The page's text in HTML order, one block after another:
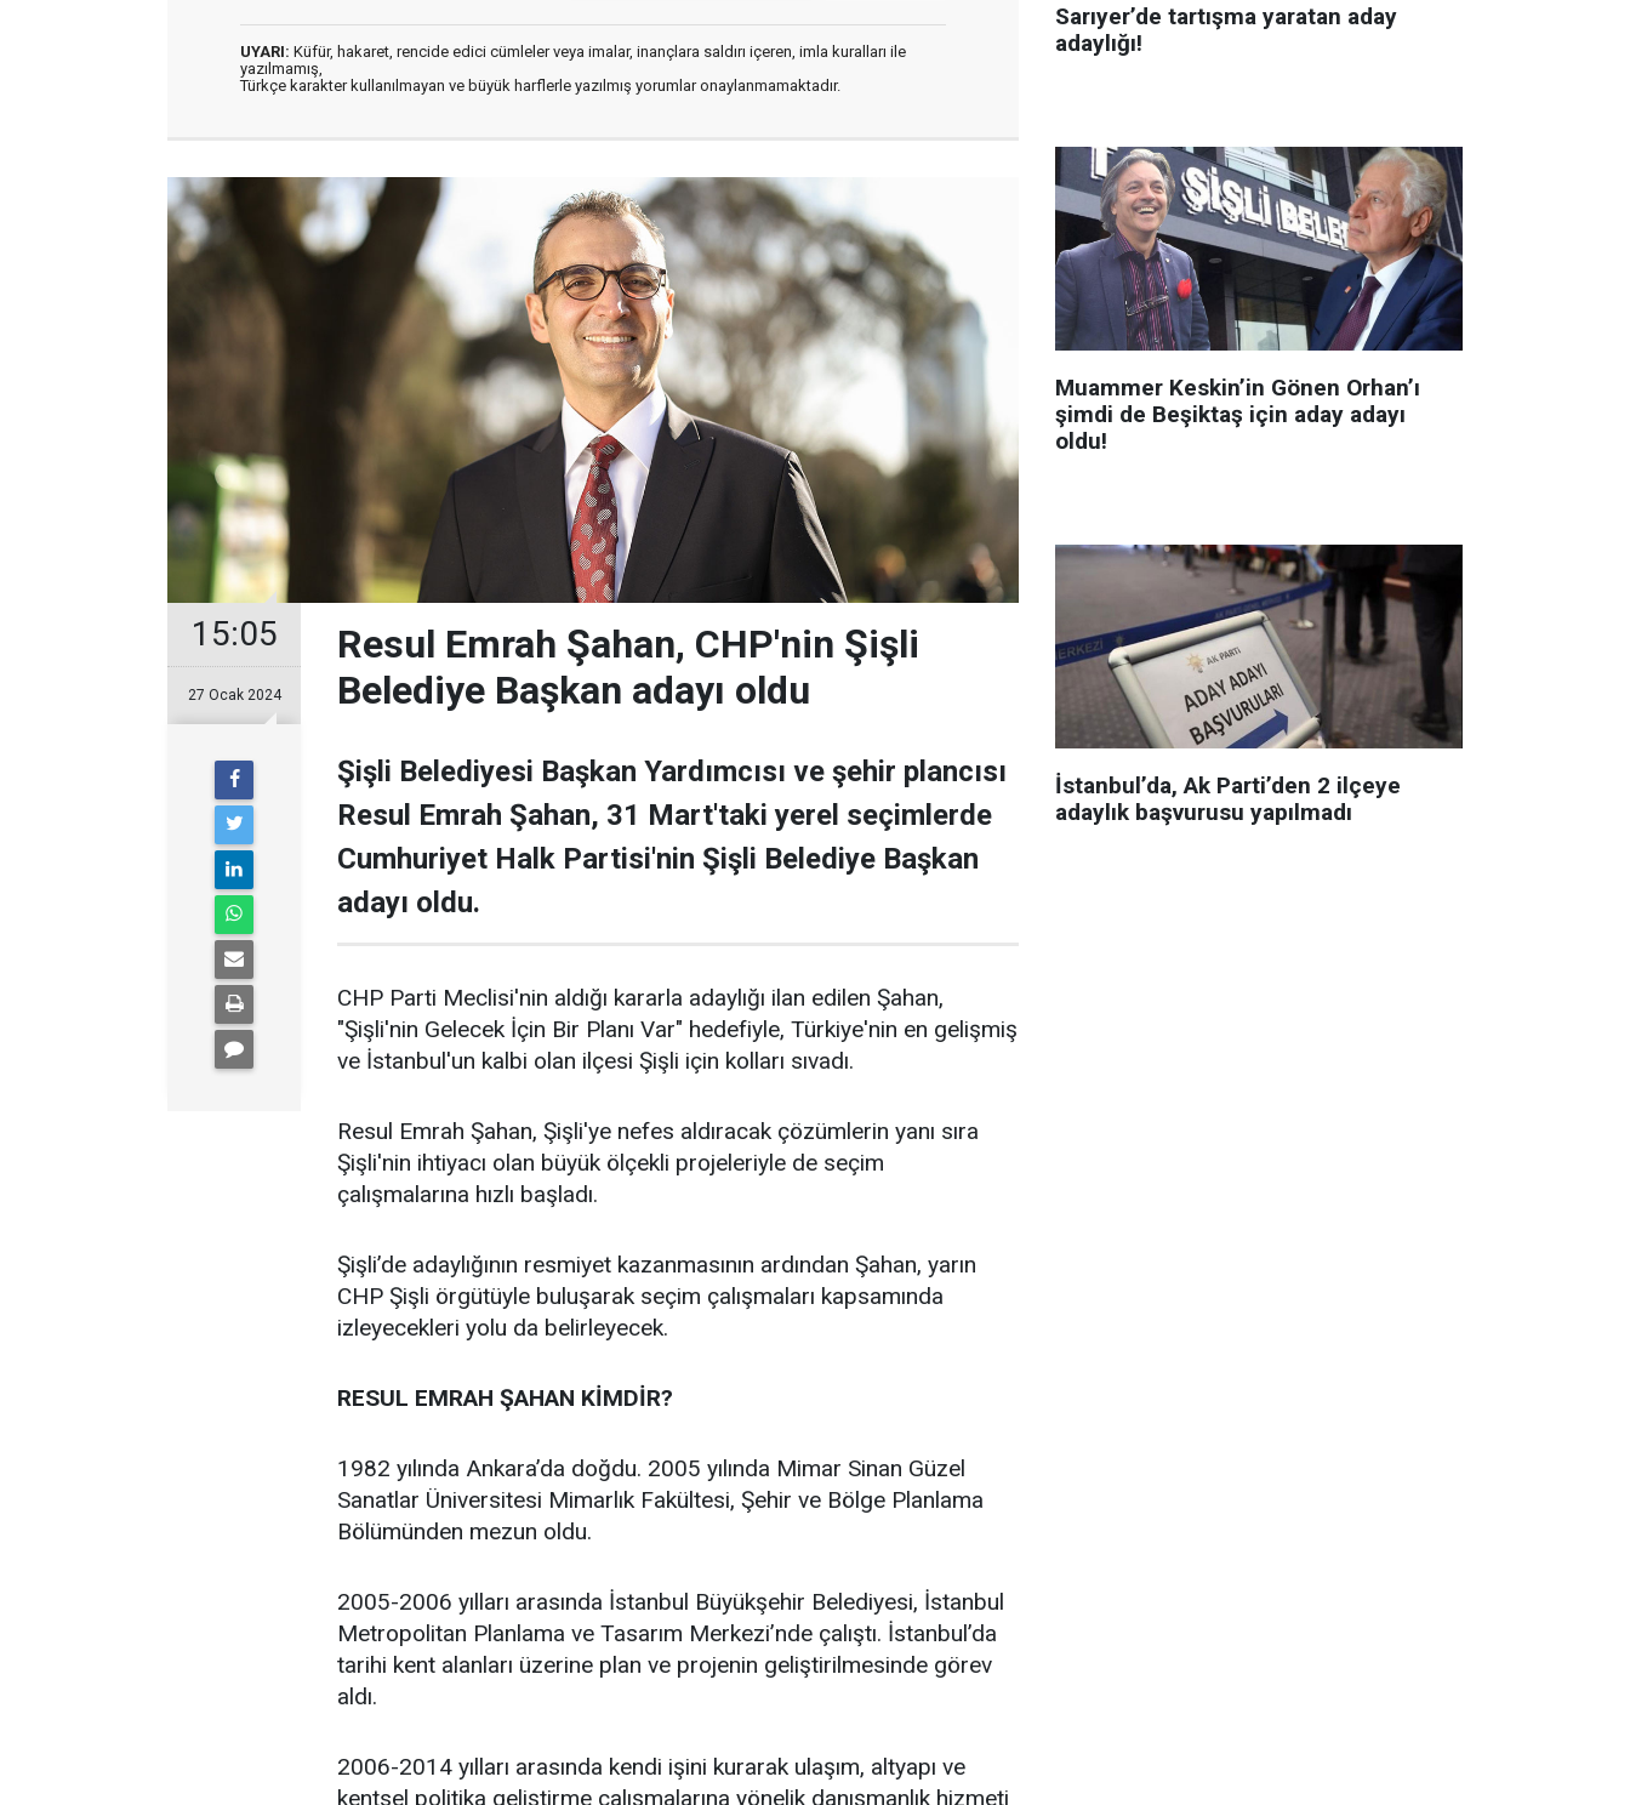
UYARI: Küfür, hakaret, rencide edici cümleler veya imalar, inançlara saldırı içeren, imla kuralları ile
yazılmamış,
Türkçe karakter kullanılmayan ve büyük harflerle yazılmış yorumlar onaylanmamaktadır.
15:05
27 Ocak 2024
Resul Emrah Şahan, CHP'nin Şişli
Belediye Başkan adayı oldu
Şişli Belediyesi Başkan Yardımcısı ve şehir plancısı
Resul Emrah Şahan, 31 Mart'taki yerel seçimlerde
Cumhuriyet Halk Partisi'nin Şişli Belediye Başkan
adayı oldu.
CHP Parti Meclisi'nin aldığı kararla adaylığı ilan edilen Şahan,
"Şişli'nin Gelecek İçin Bir Planı Var" hedefiyle, Türkiye'nin en gelişmiş
ve İstanbul'un kalbi olan ilçesi Şişli için kolları sıvadı.
Resul Emrah Şahan, Şişli'ye nefes aldıracak çözümlerin yanı sıra
Şişli'nin ihtiyacı olan büyük ölçekli projeleriyle de seçim
çalışmalarına hızlı başladı.
Şişli’de adaylığının resmiyet kazanmasının ardından Şahan, yarın
CHP Şişli örgütüyle buluşarak seçim çalışmaları kapsamında
izleyecekleri yolu da belirleyecek.
RESUL EMRAH ŞAHAN KİMDİR?
1982 yılında Ankara’da doğdu. 2005 yılında Mimar Sinan Güzel
Sanatlar Üniversitesi Mimarlık Fakültesi, Şehir ve Bölge Planlama
Bölümünden mezun oldu.
2005-2006 yılları arasında İstanbul Büyükşehir Belediyesi, İstanbul
Metropolitan Planlama ve Tasarım Merkezi’nde çalıştı. İstanbul’da
tarihi kent alanları üzerine plan ve projenin geliştirilmesinde görev
aldı.
2006-2014 yılları arasında kendi işini kurarak ulaşım, altyapı ve
kentsel politika geliştirme çalışmalarına yönelik danışmanlık hizmeti
Sarıyer’de tartışma yaratan aday
adaylığı!
Muammer Keskin’in Gönen Orhan’ı
şimdi de Beşiktaş için aday adayı
oldu!
İstanbul’da, Ak Parti’den 2 ilçeye
adaylık başvurusu yapılmadı